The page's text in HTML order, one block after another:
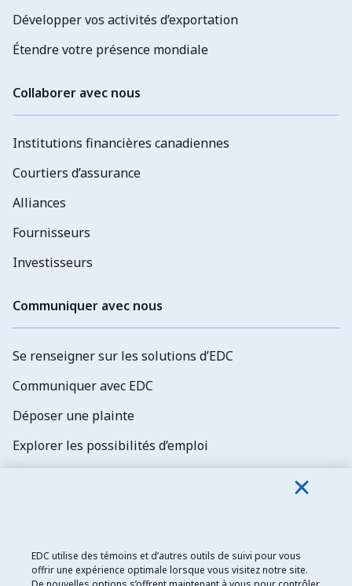
Développer vos activités d’exportation
Étendre votre présence mondiale
Collaborer avec nous
Institutions financières canadiennes
Courtiers d’assurance
Alliances
Fournisseurs
Investisseurs
Communiquer avec nous
Se renseigner sur les solutions d’EDC
Communiquer avec EDC
Déposer une plainte
Explorer les possibilités d’emploi
EDC utilise des témoins et d’autres outils de suivi pour vous
offrir une expérience optimale lorsque vous visitez notre site.